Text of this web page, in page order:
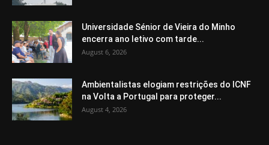
Universidade Sénior de Vieira do Minho
encerra ano letivo com tarde...
August 6, 2026
Ambientalistas elogiam restrições do ICNF
na Volta a Portugal para proteger...
August 4, 2026